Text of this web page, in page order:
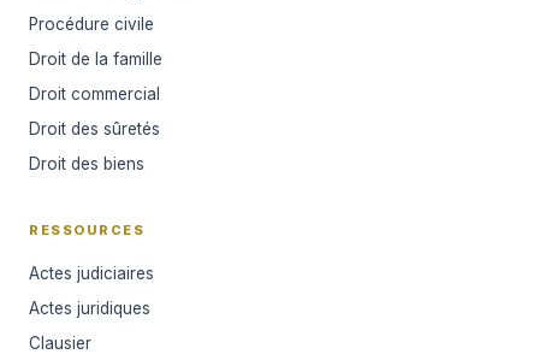
Procédure civile
Droit de la famille
Droit commercial
Droit des sûretés
Droit des biens
RESSOURCES
Actes judiciaires
Actes juridiques
Clausier